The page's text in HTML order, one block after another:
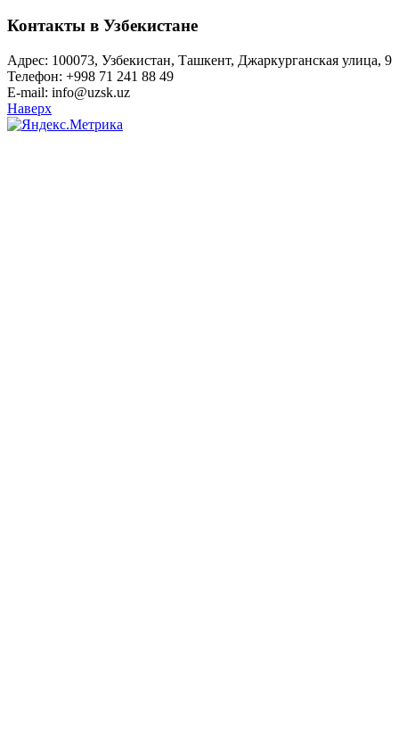
Контакты в Узбекистане
Адрес: 100073, Узбекистан, Ташкент, Джаркурганская улица, 9
Телефон: +998 71 241 88 49
E-mail: info@uzsk.uz
Наверх